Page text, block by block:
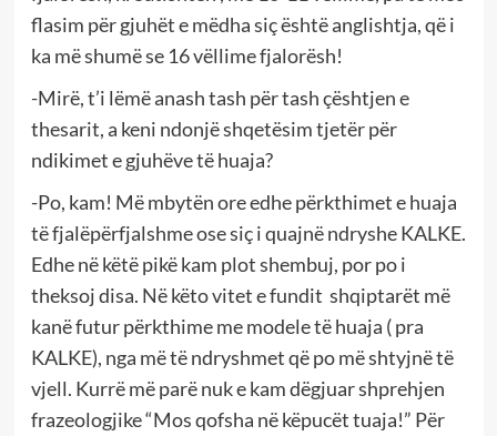
flasim për gjuhët e mëdha siç është anglishtja, që i
ka më shumë se 16 vëllime fjalorësh!
-Mirë, t’i lëmë anash tash për tash çështjen e
thesarit, a keni ndonjë shqetësim tjetër për
ndikimet e gjuhëve të huaja?
-Po, kam! Më mbytën ore edhe përkthimet e huaja
të fjalëpërfjalshme ose siç i quajnë ndryshe KALKE.
Edhe në këtë pikë kam plot shembuj, por po i
theksoj disa. Në këto vitet e fundit shqiptarët më
kanë futur përkthime me modele të huaja ( pra
KALKE), nga më të ndryshmet që po më shtyjnë të
vjell. Kurrë më parë nuk e kam dëgjuar shprehjen
frazeologjike “Mos qofsha në këpucët tuaja!” Për